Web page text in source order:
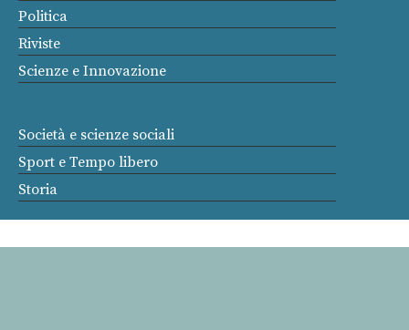
Politica
Riviste
Scienze e Innovazione
Società e scienze sociali
Sport e Tempo libero
Storia